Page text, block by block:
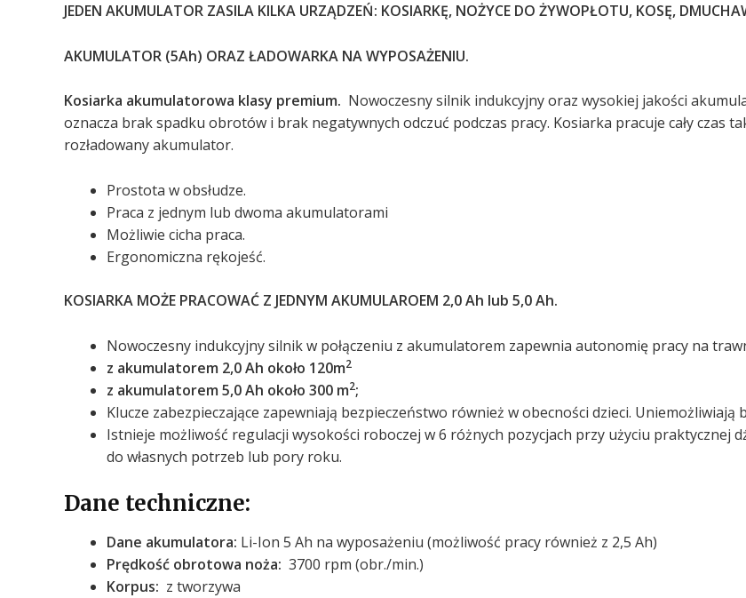
JEDEN AKUMULATOR ZASILA KILKA URZĄDZEŃ: KOSIARKĘ, NOŻYCE DO ŻYWOPŁOTU, KOSĘ,
AKUMULATOR (5Ah) ORAZ ŁADOWARKA NA WYPOSAŻENIU.
Kosiarka akumulatorowa klasy premium. Nowoczesny silnik indukcyjny oraz wysokiej jakości
oznacza brak spadku obrotów i brak negatywnych odczuć podczas pracy. Kosiarka pracuje cały czas
rozładowany akumulator.
Prostota w obsłudze.
Praca z jednym lub dwoma akumulatorami
Możliwie cicha praca.
Ergonomiczna rękojeść.
KOSIARKA MOŻE PRACOWAĆ Z JEDNYM AKUMULAROEM 2,0 Ah lub 5,0 Ah.
Nowoczesny indukcyjny silnik w połączeniu z akumulatorem zapewnia autonomię pracy na
z akumulatorem 2,0 Ah około 120m2
z akumulatorem 5,0 Ah około 300 m2;
Klucze zabezpieczające zapewniają bezpieczeństwo również w obecności dzieci.
Istnieje możliwość regulacji wysokości roboczej w 6 różnych pozycjach przy użyciu praktycznej
do własnych potrzeb lub pory roku.
Dane techniczne:
Dane akumulatora: Li-Ion 5 Ah na wyposażeniu (możliwość pracy również z 2,5 Ah)
Prędkość obrotowa noża: 3700 rpm (obr./min.)
Korpus: z tworzywa